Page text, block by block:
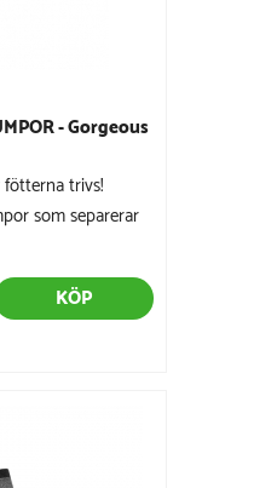
- Gorgeous
trivs!
som separerar
KÖP